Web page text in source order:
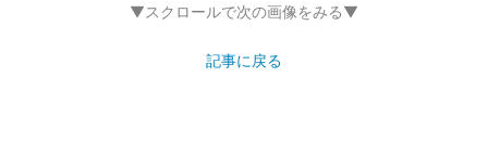
▼スクロールで次の画像をみる▼
記事に戻る